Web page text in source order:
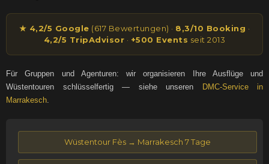
★ 4,2/5 Google (617 Bewertungen) · 8,3/10 Booking ·
4,2/5 TripAdvisor · +500 Events seit 2013
Für Gruppen und Agenturen: wir organisieren Ihre Ausflüge und
Wüstentouren schlüsselfertig — siehe unseren
DMC-Service in
Marrakesch
Wüstentour Fès → Marrakesch 7 Tage